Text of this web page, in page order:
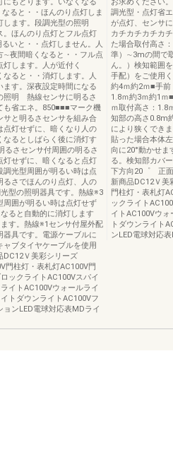
ると・・ほんのり点灯しま
します。段調光型の照明
。ほんのり点灯とフル点灯
いと・・点灯しません。人
∼夜間暗くなると・・フル点
します。人が近付く
ると・・消灯します。人
す。深夜設定時間になる
照明 熱線センサに明るさ
も省エネ。850■■■マーク機
サと明るさセンサを組み合
点灯せずに、暗くなり人の
るとしばらく後に消灯す
るさセンサ付周囲の明るさ
灯せずに、暗くなると点灯
光型周囲が明るい時は点
さでほんのり点灯、人の
型の照明器具です。熱線※3
周囲が明るい時は点灯せず
ると自動的に消灯します
す。熱線※1センサ付屋外配
具です。電源ケーブルに
ブタイヤケーブルを使用
Ｖ美彩シリーズ
門柱灯・表札灯AC100V門
ックライトAC100Vスパイ
イトAC100Vウォールライ
トダウンライトAC100Vフ
ンLED電球対応表MDライ
調光型・点灯省
が点灯、センサ
カチカチカチカ
た場合取付高さ
準）∼3mの間で
ん。）検知範囲
手配）をご使用
約4ｍ約2ｍ■手
1.8ｍ約3ｍ約1ｍ
ｍ取付高さ：
知部の高さ0.8m
により狭くでき
貼った場合本体
向に20°動かせま
る。検知部カバ
下方向20゜ 正
新商品DC12Ｖ美
門柱灯・表札灯
ックライト
イトAC100Vウ
トダウンライト
ンLED電球対応